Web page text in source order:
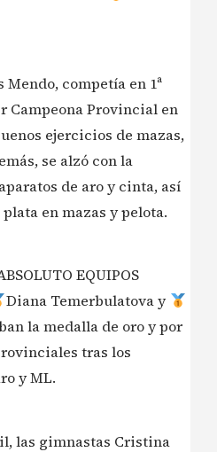
Mendo, competía en 1ª
Campeona Provincial en
ejercicios de mazas,
se alzó con la
de aro y cinta, así
en mazas y pelota.
EQUIPOS
Diana Temerbulatova y
la medalla de oro y por
tras los
y ML.
las gimnastas Cristina